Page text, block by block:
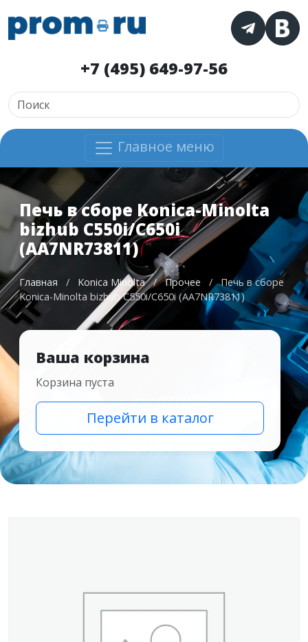
+7 (495) 649-97-56
Главное меню
Печь в сборе Konica-Minolta
bizhub C550i/C650i
(AA7NR73811)
Главная / Konica Minolta / Прочее /
Печь в сборе
Konica-Minolta bizhub C550i/C650i (AA7NR73811)
Ваша корзина
Корзина пуста
Перейти в каталог